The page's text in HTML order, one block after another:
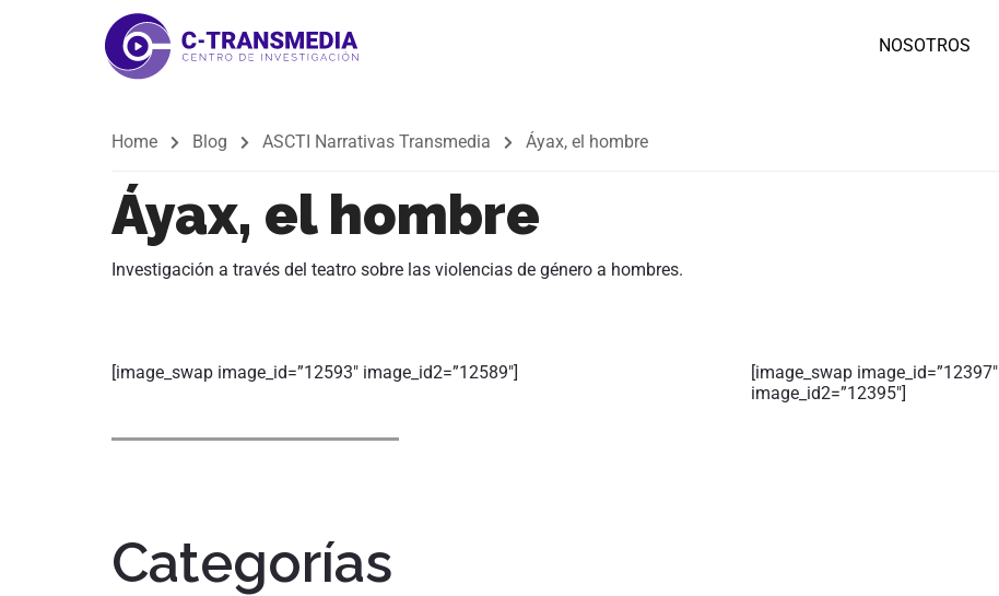
NOSOTROS
Home Blog ASCTI Narrativas Transmedia Áyax, el hombre
Áyax, el hombre
Investigación a través del teatro sobre las violencias de género a hombres.
[image_swap image_id=”12593″ image_id2=”12589″]
[image_swap image_id=”12397″
image_id2=”12395″]
Categorías